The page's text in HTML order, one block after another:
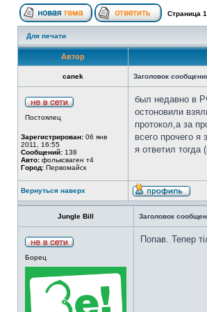
Страница 1
Для печати
Автор
canek Заголовок
Постоялец
Зарегистрирован: 06 янв
2011, 16:55
Сообщений: 138
Авто: фольксваген т4
Город: Первомайск
был недавно в
остоновили
протокол,а за
всего прочего я
я ответил тогда
Вернуться наверх
Jungle Bill Заголовок
Борец
Попав. Тепер